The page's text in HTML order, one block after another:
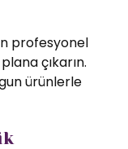
profesyonel
çıkarın.
ürünlerle